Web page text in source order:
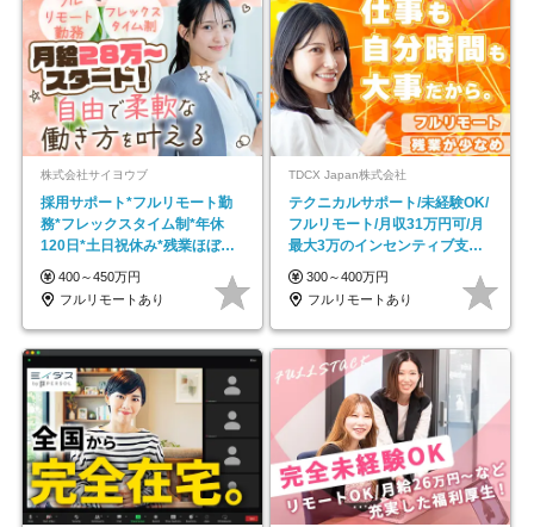
株式会社サイヨウブ
採用サポート*フルリモート勤
務*フレックスタイム制*年休
120日*土日祝休み*残業ほぼな
し*育児中社員8割以上
400～450万円
フルリモートあり
TDCX Japan株式会社
テクニカルサポート/未経験OK/
フルリモート/月収31万円可/月
最大3万のインセンティブ支給/
平均年齢33歳
300～400万円
フルリモートあり